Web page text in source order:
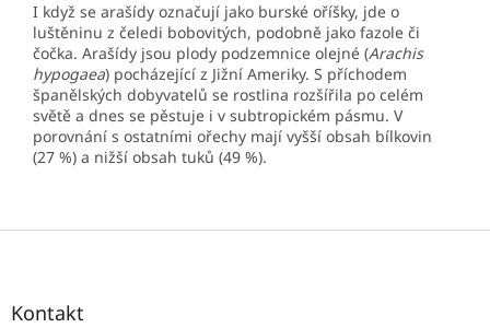
I když se arašídy označují jako burské oříšky, jde o
luštěninu z čeledi bobovitých, podobně jako fazole či
čočka. Arašídy jsou plody podzemnice olejné (Arachis
hypogaea) pocházející z Jižní Ameriky. S příchodem
španělských dobyvatelů se rostlina rozšířila po celém
světě a dnes se pěstuje i v subtropickém pásmu. V
porovnání s ostatními ořechy mají vyšší obsah bílkovin
(27 %) a nižší obsah tuků (49 %).
Z
Kontakt